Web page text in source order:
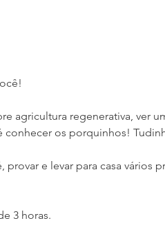
agricultura regenerativa, ver
conhecer os porquinhos!
provar e levar para casa vários
3 horas.